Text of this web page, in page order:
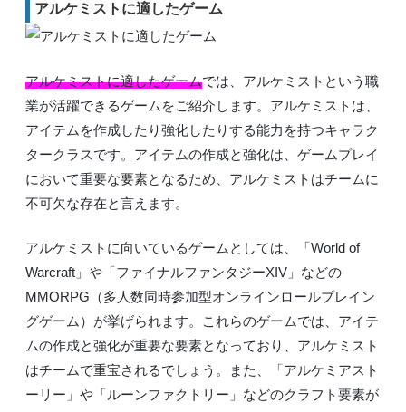
アルケミストに適したゲーム
アルケミストに適したゲームでは、アルケミストという職
業が活躍できるゲームをご紹介します。アルケミストは、
アイテムを作成したり強化したりする能力を持つキャラク
タークラスです。アイテムの作成と強化は、ゲームプレイ
において重要な要素となるため、アルケミストはチームに
不可欠な存在と言えます。
アルケミストに向いているゲームとしては、「World of
Warcraft」や「ファイナルファンタジーXIV」などの
MMORPG（多人数同時参加型オンラインロールプレイン
グゲーム）が挙げられます。これらのゲームでは、アイテ
ムの作成と強化が重要な要素となっており、アルケミスト
はチームで重宝されるでしょう。また、「アルケミアスト
ーリー」や「ルーンファクトリー」などのクラフト要素が